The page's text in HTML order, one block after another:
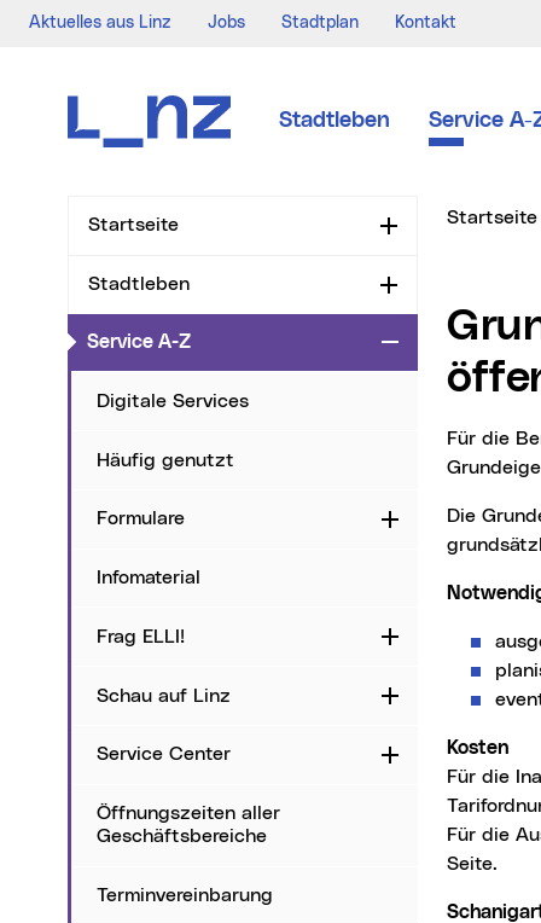
Aktuelles aus Linz Jobs Stadtplan Kontakt
Stadtleben Service A-
Startseite Aufklappen
Stadtleben Aufklappen
Service A-Z(aktueller Menüpunkt)Zuklappen
Digitale Services
Häufig genutzt
Formulare Aufklappen
Infomaterial
Frag ELLI! Aufklappen
Schau auf Linz Aufklappen
Service Center Aufklappen
Öffnungszeiten aller
Geschäftsbereiche
Terminvereinbarung
Sie sind
Startseite
Grundeigentümerzustimmung auf
Für die Benützung des öffentlichen Gutes der Stadt Linz benötigen Sie eine
Die Grundeigentümerzustimmung für den Betrieb eines Schanigartens erteilen wir
Kosten
Für die
Für die
Seite.